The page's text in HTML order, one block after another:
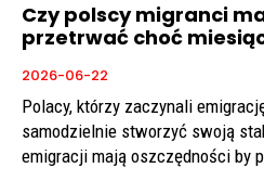
Czy polscy migranci
przetrwać choć
2026-06-22
Polacy, którzy zaczynali
samodzielnie stworzyć swoją
emigracji mają oszczędności by